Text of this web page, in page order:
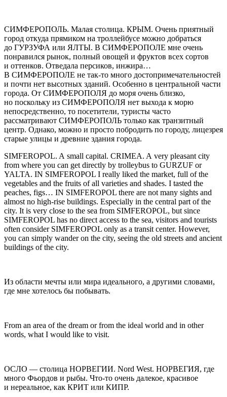
СИМФЕРОПОЛЬ. Малая столица. КРЫМ. Очень приятный
город откуда прямиком на троллейбусе можно добраться
до ГУРЗУФА или ЯЛТЫ. В СИМФЕРОПОЛЕ мне очень
понравился рынок, полный овощей и фруктов всех сортов
и оттенков. Отведала персиков, инжира…
В СИМФЕРОПОЛЕ не так-то много достопримечательностей
и почти нет высотных зданий. Особенно в центральной части
города. От СИМФЕРОПОЛЯ до моря очень близко,
но поскольку из СИМФЕРОПОЛЯ нет выхода к морю
непосредственно, то посетители, туристы часто
рассматривают СИМФЕРОПОЛЬ только как транзитный
центр. Однако, можно и просто побродить по городу, лицезрея
старые улицы и древние здания города.
SIMFEROPOL. A small capital. CRIMEA. A very pleasant city
from where you can get directly by trolleybus to GURZUF or
YALTA. IN SIMFEROPOL I really liked the market, full of the
vegetables and the fruits of all varieties and shades. I tasted the
peaches, figs… IN SIMFEROPOL there are not many sights and
almost no high-rise buildings. Especially in the central part of the
city. It is very close to the sea from SIMFEROPOL, but since
SIMFEROPOL has no direct access to the sea, visitors and tourists
often consider SIMFEROPOL only as a transit center. However,
you can simply wander on the city, seeing the old streets and ancient
buildings of the city.
Из области мечты или мира идеального, а другими словами,
где мне хотелось бы побывать.
From an area of the dream or from the ideal world and in other
words, what I would like to visit.
ОСЛО — столица НОРВЕГИИ. Nord West. НОРВЕГИЯ, где
много Фьордов и рыбы. Что-то очень далекое, красивое
и нереальное, как КРИТ или КИПР.